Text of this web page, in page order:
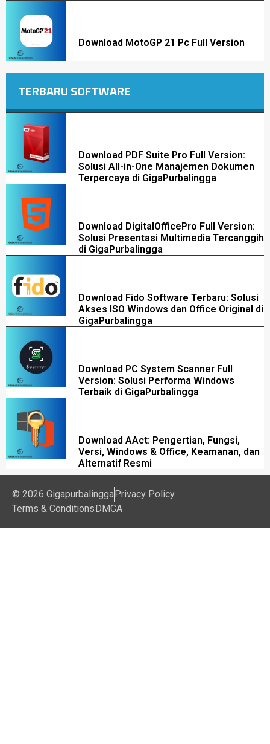
Download MotoGP 21 Pc Full Version
TERBARU SOFTWARE
Download PDF Suite Pro Full Version:
Solusi All-in-One Manajemen Dokumen
Terpercaya di GigaPurbalingga
Download DigitalOfficePro Full Version:
Solusi Presentasi Multimedia Tercanggih
di GigaPurbalingga
Download Fido Software Terbaru: Solusi
Akses ISO Windows dan Office Original di
GigaPurbalingga
Download PC System Scanner Full
Version: Solusi Performa Windows
Terbaik di GigaPurbalingga
Download AAct: Pengertian, Fungsi,
Versi, Windows & Office, Keamanan, dan
Alternatif Resmi
© 2026 Gigapurbalingga Privacy Policy
Terms & Conditions DMCA